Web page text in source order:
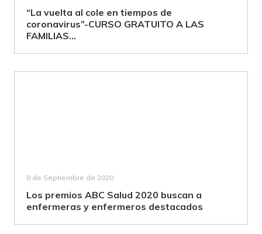
“La vuelta al cole en tiempos de
coronavirus”-CURSO GRATUITO A LAS
FAMILIAS...
8 de Septiembre de 2020
Los premios ABC Salud 2020 buscan a
enfermeras y enfermeros destacados